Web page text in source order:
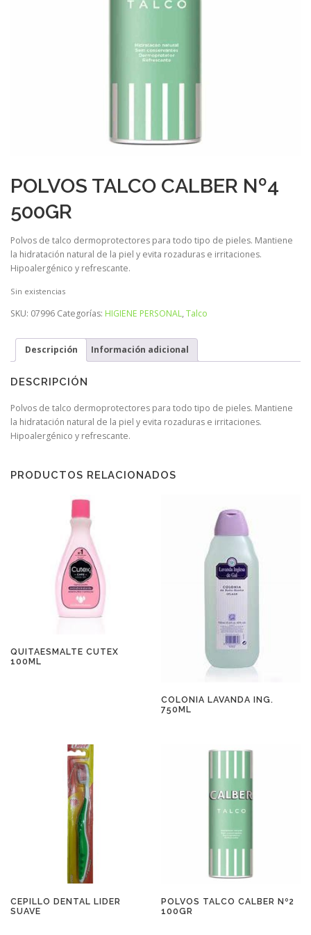
POLVOS TALCO CALBER Nº4
500GR
Polvos de talco dermoprotectores para todo tipo de pieles. Mantiene
la hidratación natural de la piel y evita rozaduras e irritaciones.
Hipoalergénico y refrescante.
Sin existencias
SKU: 07996 Categorías: HIGIENE PERSONAL, Talco
Descripción Información adicional
DESCRIPCIÓN
Polvos de talco dermoprotectores para todo tipo de pieles. Mantiene
la hidratación natural de la piel y evita rozaduras e irritaciones.
Hipoalergénico y refrescante.
PRODUCTOS RELACIONADOS
QUITAESMALTE CUTEX
100ML
COLONIA LAVANDA ING.
750ML
CEPILLO DENTAL LIDER
SUAVE
POLVOS TALCO CALBER Nº2
100GR